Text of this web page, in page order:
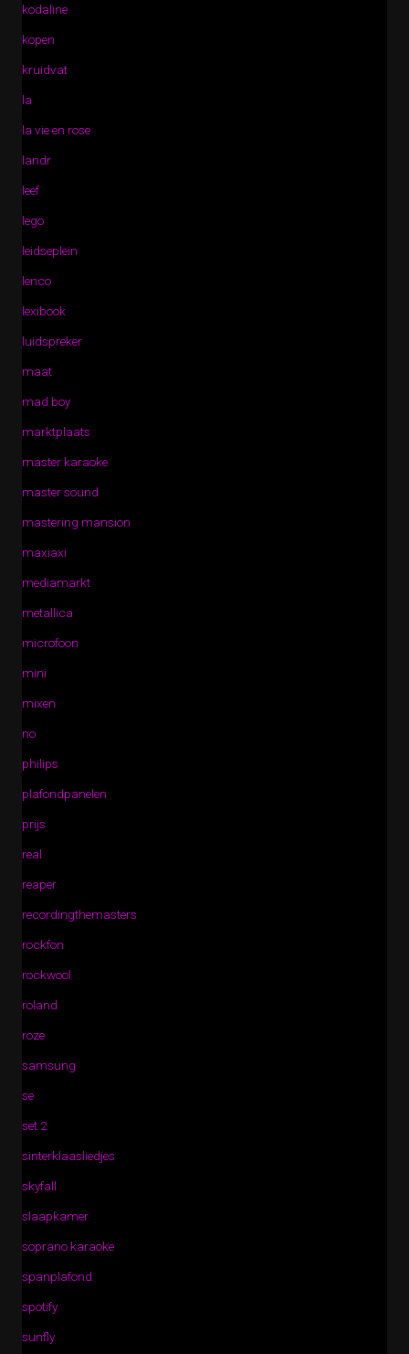
kodaline
kopen
kruidvat
la
la vie en rose
landr
leef
lego
leidseplein
lenco
lexibook
luidspreker
maat
mad boy
marktplaats
master karaoke
master sound
mastering mansion
maxiaxi
mediamarkt
metallica
microfoon
mini
mixen
no
philips
plafondpanelen
prijs
real
reaper
recordingthemasters
rockfon
rockwool
roland
roze
samsung
se
set 2
sinterklaasliedjes
skyfall
slaapkamer
soprano karaoke
spanplafond
spotify
sunfly